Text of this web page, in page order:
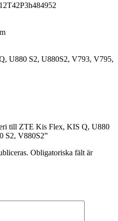
U880 S2, U880S2, V793, V795,
till ZTE Kis Flex, KIS Q, U880
S2, V880S2”
Obligatoriska fält är